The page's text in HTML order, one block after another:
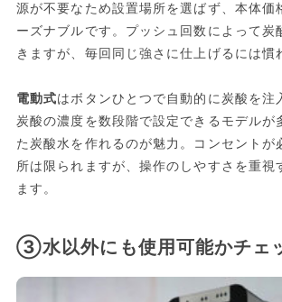
源が不要なため設置場所を選ばず、本体価
ーズナブルです。プッシュ回数によって炭
きますが、毎回同じ強さに仕上げるには慣
電動式はボタンひとつで自動的に炭酸を注
炭酸の濃度を数段階で設定できるモデルが
た炭酸水を作れるのが魅力。コンセントが
所は限られますが、操作のしやすさを重視
ます。
③水以外にも使用可能かチェ